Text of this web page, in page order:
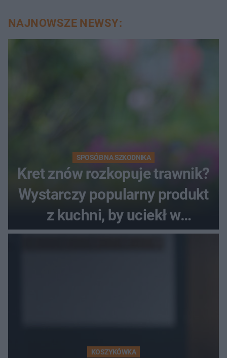
NAJNOWSZE NEWSY:
SPOSÓB NA SZKODNIKA
Kret znów rozkopuje trawnik?
Wystarczy popularny produkt
z kuchni, by uciekł w
popłochu
KOSZYKÓWKA